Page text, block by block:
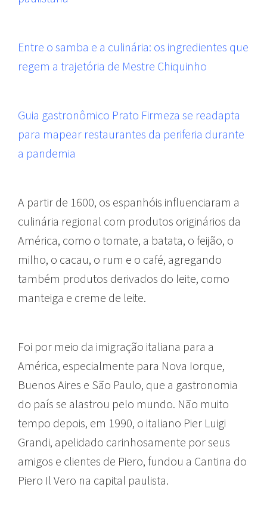
Entre o samba e a culinária: os ingredientes que
regem a trajetória de Mestre Chiquinho
Guia gastronômico Prato Firmeza se readapta
para mapear restaurantes da periferia durante
a pandemia
A partir de 1600, os espanhóis influenciaram a
culinária regional com produtos originários da
América, como o tomate, a batata, o feijão, o
milho, o cacau, o rum e o café, agregando
também produtos derivados do leite, como
manteiga e creme de leite.
Foi por meio da imigração italiana para a
América, especialmente para Nova Iorque,
Buenos Aires e São Paulo, que a gastronomia
do país se alastrou pelo mundo. Não muito
tempo depois, em 1990, o italiano Pier Luigi
Grandi, apelidado carinhosamente por seus
amigos e clientes de Piero, fundou a Cantina do
Piero Il Vero na capital paulista.